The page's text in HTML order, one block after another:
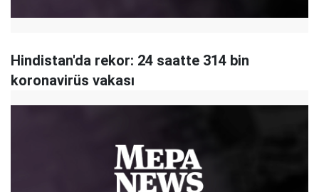
Hindistan'da rekor: 24 saatte 314 bin
koronavirüs vakası